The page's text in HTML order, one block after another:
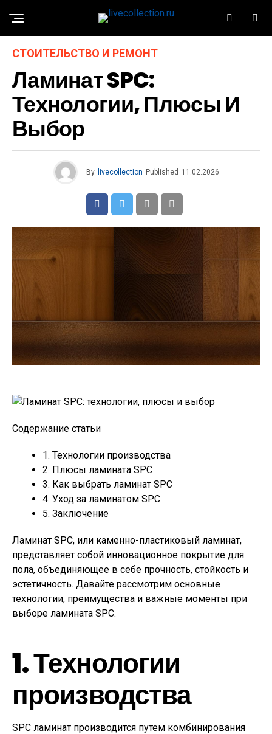
СТОИТЕЛЬСТВО И РЕМОНТ
Ламинат SPC:
Технологии, Плюсы И
Выбор
By livecollection Published 11.02.2026
Содержание статьи
1. Технологии производства
2. Плюсы ламината SPC
3. Как выбрать ламинат SPC
4. Уход за ламинатом SPC
5. Заключение
Ламинат SPC, или каменно-пластиковый ламинат,
представляет собой инновационное покрытие для
пола, объединяющее в себе прочность, стойкость и
эстетичность. Давайте рассмотрим основные
технологии, преимущества и важные моменты при
выборе ламината SPC.
1. Технологии
производства
SPC ламинат производится путем комбинирования